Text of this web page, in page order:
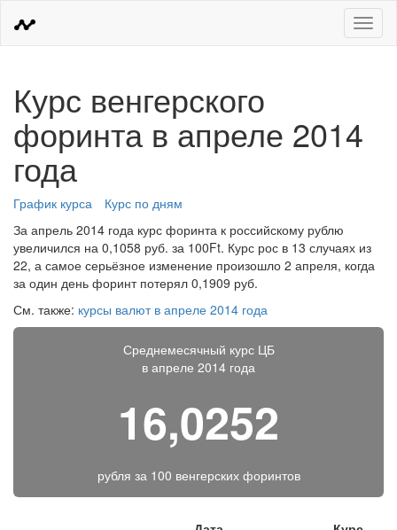
Меню
Курс венгерского
форинта в апреле 2014
года
График курса
Курс по дням
За апрель 2014 года курс форинта к российскому рублю
увеличился на 0,1058 руб. за 100Ft. Курс рос в 13 случаях из
22, а самое серьёзное изменение произошло 2 апреля, когда
за один день форинт потерял 0,1909 руб.
См. также: курсы валют в апреле 2014 года
Среднемесячный курс ЦБ
в апреле 2014 года
16,0252
рубля за 100 венгерских форинтов